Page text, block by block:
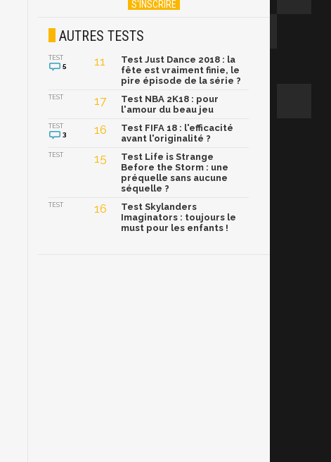
AUTRES TESTS
TEST
5 11
Test Just Dance 2018 : la
fête est vraiment finie, le
pire épisode de la série ?
TEST 17
Test NBA 2K18 : pour
l'amour du beau jeu
TEST
3 16
Test FIFA 18 : l'efficacité
avant l'originalité ?
TEST 15
Test Life is Strange
Before the Storm : une
préquelle sans aucune
séquelle ?
TEST 16
Test Skylanders
Imaginators : toujours le
must pour les enfants !